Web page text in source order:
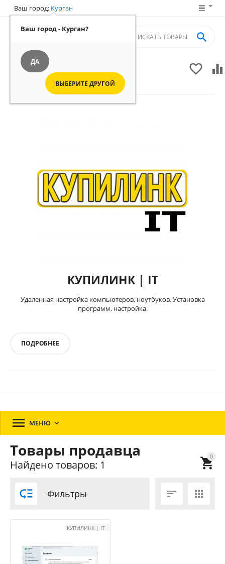
Ваш город: Курган
Ваш город - Курган?
ДА
ВЫБЕРИТЕ ДРУГОЙ
 

Вы смотрите магазин продавца:
КУПИЛИНК | IT
Удаленная настройка компьютеров, ноутбуков. Установка
программ, настройка.
ПОДРОБНЕЕ
0

 МЕНЮ 
Товары продавца
Найдено товаров: 1
 Фильтры  
КУПИЛИНК | IT